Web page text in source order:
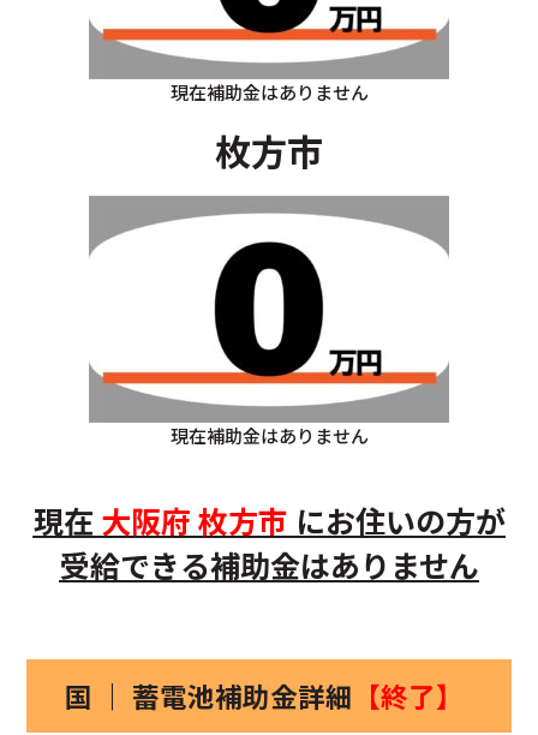
現在補助金はありません
枚方市
現在補助金はありません
現在 大阪府枚方市 にお住いの方が
受給できる補助金はありません
国 ｜ 蓄電池補助金詳細 【終了】